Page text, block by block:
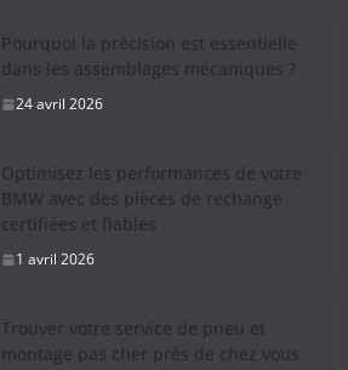
Pourquoi la précision est essentielle
dans les assemblages mécaniques ?
24 avril 2026
Optimisez les performances de votre
BMW avec des pièces de rechange
certifiées et fiables
1 avril 2026
Trouver votre service de pneu et
montage pas cher près de chez vous